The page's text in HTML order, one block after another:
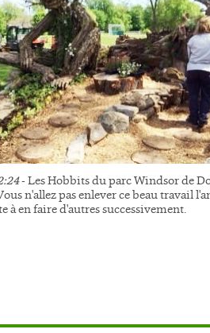
- Les Hobbits du parc Windsor de
n'allez pas enlever ce beau travail
à en faire d'autres successivement.